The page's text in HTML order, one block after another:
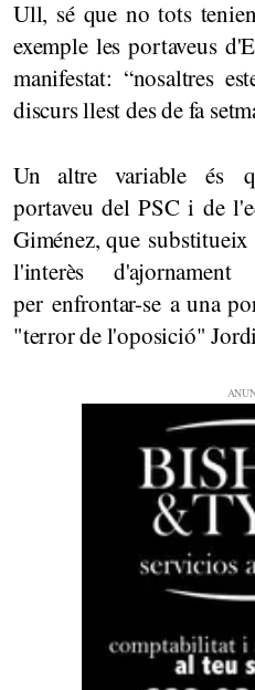
Ull, sé que no tots
exemple les portaveus
manifestat: “nosaltres
discurs llest des de fa
Un altre variable és
portaveu del PSC i de
Giménez, que
l'interès
per enfrontar-se a una
"terror de l'oposició"